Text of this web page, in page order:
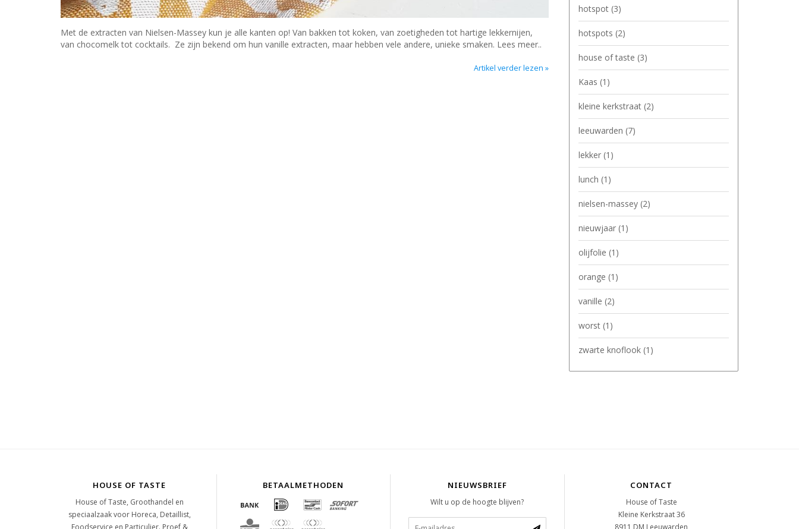
Met de extracten van Nielsen-Massey kun je alle kanten op! Van bakken tot koken, van zoetigheden tot hartige lekkernijen,
van chocomelk tot cocktails. Ze zijn bekend om hun vanille extracten, maar hebben vele andere, unieke smaken. Lees meer..
Artikel verder lezen »
hotspot (3)
hotspots (2)
house of taste (3)
Kaas (1)
kleine kerkstraat (2)
leeuwarden (7)
lekker (1)
lunch (1)
nielsen-massey (2)
nieuwjaar (1)
olijfolie (1)
orange (1)
vanille (2)
worst (1)
zwarte knoflook (1)
HOUSE OF TASTE
House of Taste, Groothandel en
speciaalzaak voor Horeca, Detaillist,
Foodservice en Particulier. Proef &
BETAALMETHODEN NIEUWSBRIEF
Wilt u op de hoogte blijven?
CONTACT
House of Taste
Kleine Kerkstraat 36
8911 DM Leeuwarden